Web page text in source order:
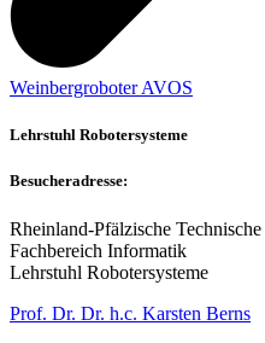
Weinbergroboter AVOS
Lehrstuhl Robotersysteme
Besucheradresse:
Rheinland-Pfälzische
Fachbereich Informatik
Lehrstuhl Robotersysteme
Prof. Dr. Dr. h.c. Karsten Berns